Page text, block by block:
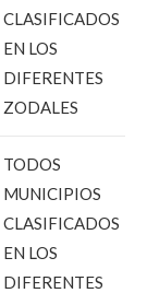
CLASIFICADOS
EN LOS
DIFERENTES
ZODALES
TODOS
MUNICIPIOS
CLASIFICADOS
EN LOS
DIFERENTES